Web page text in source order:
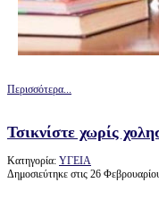
Περισσότερα...
Τσικνίστε χωρίς
Κατηγορία: ΥΓΕΙΑ
Δημοσιεύτηκε στις 26